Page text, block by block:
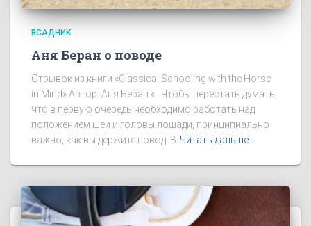
ВСАДНИК
Аня Беран о поводе
Отрывок из книги «Classical Schooling with the Horse
in Mind» Автор: Аня Беран «…Чтобы перестать думать,
что в первую очередь необходимо работать над
положением шеи и головы лошади, принципиально
важно, как вы держите повод. В Читать дальше…